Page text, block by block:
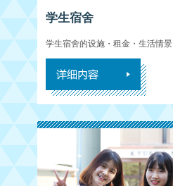
学生宿舍
学生宿舍的设施・租金・生活情景